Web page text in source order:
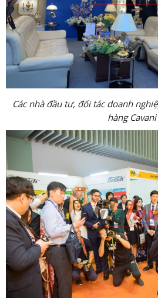
Các nhà đầu tư, đối tác doanh
hàng Cavani